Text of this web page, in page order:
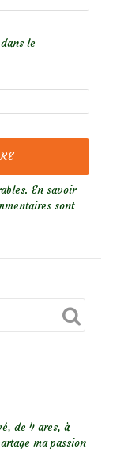
le
En savoir
sont
de 4 ares, à
ma passion